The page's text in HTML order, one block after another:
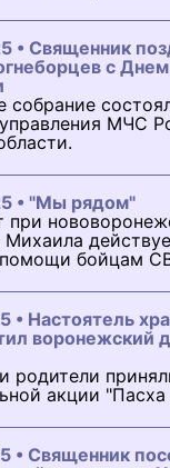
• Священник
с
собрание
МЧС
• "Мы рядом"
при
бойцам
• Настоятель
воронежский
родители
акции "Пасха
• Священник